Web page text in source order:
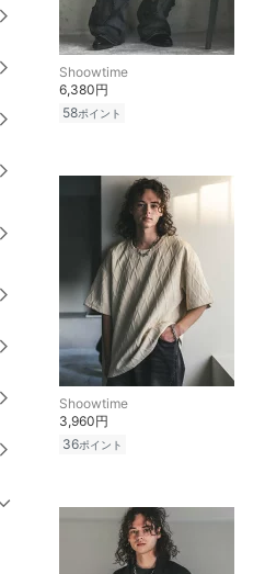
Shoowtime
6,380円
58ポイント
Shoowtime
3,960円
36ポイント